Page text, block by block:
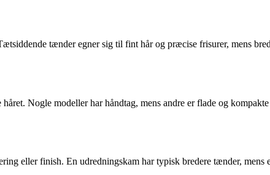
tænder egner sig til fint hår og præcise frisurer, mens
Nogle modeller har håndtag, mens andre er flade og
eller finish. En udredningskam har typisk bredere tænder, mens